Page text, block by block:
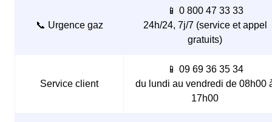
📞 Urgence gaz
📱 0 800 47 33 33
24h/24, 7j/7 (service et appel
gratuits)
Service client
📱 09 69 36 35 34
du lundi au vendredi de 08h00
17h00